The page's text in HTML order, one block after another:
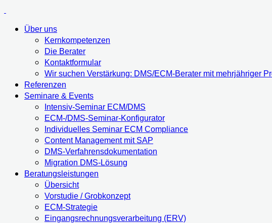
Über uns
Kernkompetenzen
Die Berater
Kontaktformular
Wir suchen Verstärkung: DMS/ECM-Berater mit mehrjähriger
Referenzen
Seminare & Events
Intensiv-Seminar ECM/DMS
ECM-/DMS-Seminar-Konfigurator
Individuelles Seminar ECM Compliance
Content Management mit SAP
DMS-Verfahrensdokumentation
Migration DMS-Lösung
Beratungsleistungen
Übersicht
Vorstudie / Grobkonzept
ECM-Strategie
Eingangsrechnungsverarbeitung (ERV)